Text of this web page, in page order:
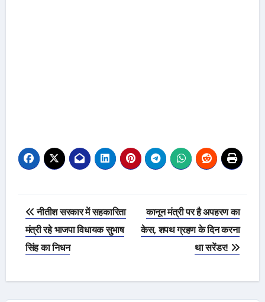
Post
navigation
नीतीश सरकार में सहकारिता
मंत्री रहे भाजपा विधायक सुभाष
सिंह का निधन
कानून मंत्री पर है अपहरण का
केस, शपथ ग्रहण के दिन करना
था सरेंडर!